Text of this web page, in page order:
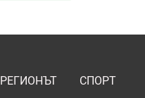
РЕГИОНЪТ
СПОРТ